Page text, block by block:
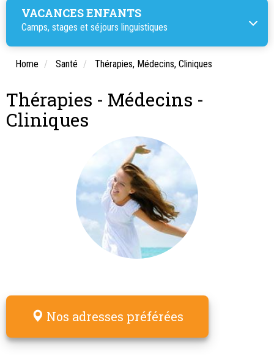
VACANCES ENFANTS
Camps, stages et séjours linguistiques
Home Santé Thérapies, Médecins, Cliniques
Thérapies - Médecins -
Cliniques
Nos adresses préférées